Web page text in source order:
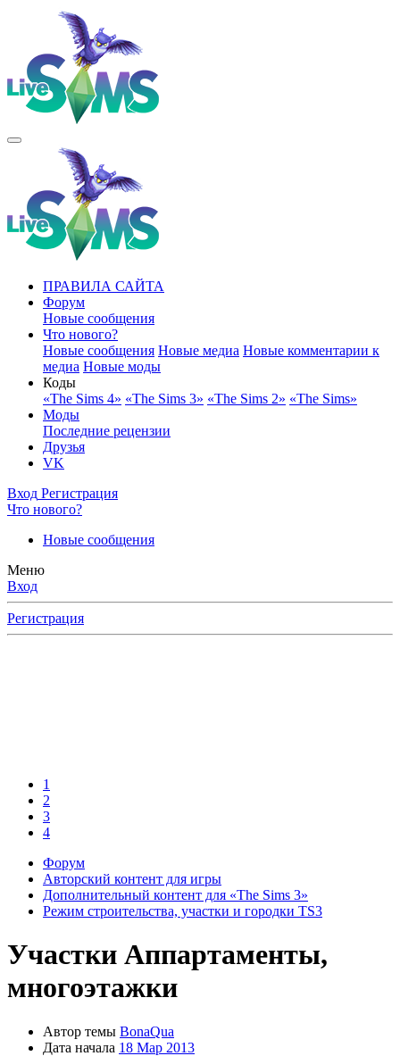
ПРАВИЛА САЙТА
Форум
Новые сообщения
Что нового?
Новые сообщения Новые медиа Новые комментарии к
медиа Новые моды
Коды
«The Sims 4» «The Sims 3» «The Sims 2» «The Sims»
Моды
Последние рецензии
Друзья
VK
Вход Регистрация
Что нового?
Новые сообщения
Меню
Вход
Регистрация
1
2
3
4
Форум
Авторский контент для игры
Дополнительный контент для «The Sims 3»
Режим строительства, участки и городки TS3
Участки Аппартаменты,
многоэтажки
Автор темы BonaQua
Дата начала 18 Мар 2013